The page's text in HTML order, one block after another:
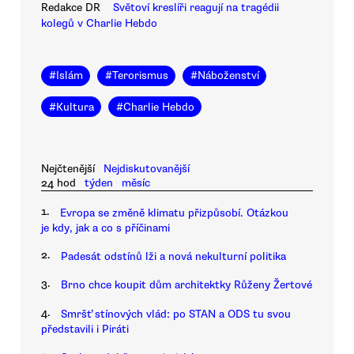
Redakce DR
Světoví kreslíři reagují na tragédii
kolegů v Charlie Hebdo
#Islám #Terorismus #Náboženství
#Kultura #Charlie Hebdo
Nejčtenější
Nejdiskutovanější
24 hod
týden měsíc
1.
Evropa se změně klimatu přizpůsobí. Otázkou
je kdy, jak a co s příčinami
2. Padesát odstínů lži a nová nekulturní politika
3. Brno chce koupit dům architektky Růženy Žertové
4.
Smršť stínových vlád: po STAN a ODS tu svou
představili i Piráti